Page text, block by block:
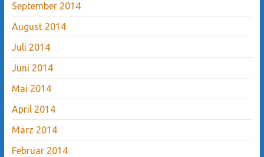
September 2014
August 2014
Juli 2014
Juni 2014
Mai 2014
April 2014
März 2014
Februar 2014